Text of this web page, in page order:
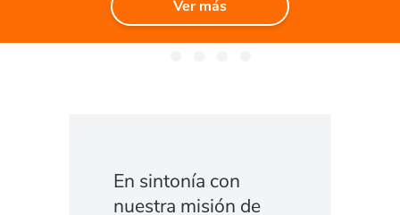
En sintonía con
nuestra misión de